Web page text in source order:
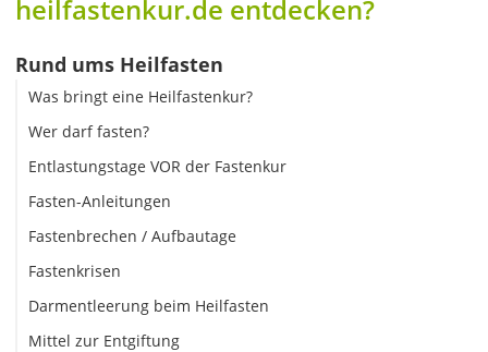
heilfastenkur.de entdecken?
Rund ums Heilfasten
Was bringt eine Heilfastenkur?
Wer darf fasten?
Entlastungstage VOR der Fastenkur
Fasten-Anleitungen
Fastenbrechen / Aufbautage
Fastenkrisen
Darmentleerung beim Heilfasten
Mittel zur Entgiftung